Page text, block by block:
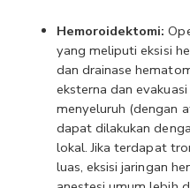
Hemoroidektomi:
yang meliputi eksisi
dan drainase
eksterna dan
menyeluruh (dengan
dapat dilakukan
lokal. Jika terdapat
luas, eksisi jaringan